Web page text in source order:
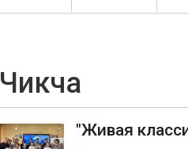
Чикча
"Живая